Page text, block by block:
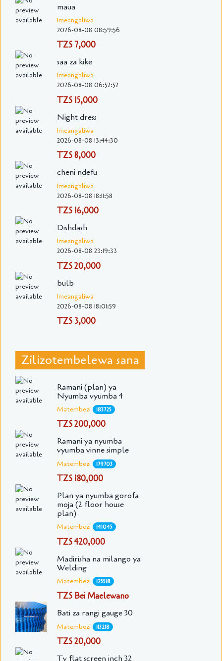
maua
Imeangaliwa
2026-08-08 08:59:56
TZS 7,000
saa za kike
Imeangaliwa
2026-08-08 06:52:52
TZS 15,000
Night dress
Imeangaliwa
2026-08-08 13:44:30
TZS 8,000
cheni ndefu
Imeangaliwa
2026-08-08 18:11:58
TZS 16,000
Dishdash
Imeangaliwa
2026-08-08 23:19:33
TZS 20,000
bulb
Imeangaliwa
2026-08-08 18:01:59
TZS 3,000
Zilizotembelewa sana
Ramani (plan) ya
Nyumba vyumba 4
Matembezi 183725
TZS 200,000
Ramani ya nyumba
vyumba vinne simple
Matembezi 179703
TZS 180,000
Plan ya nyumba gorofa
moja (2 floor house
plan)
Matembezi 141045
TZS 420,000
Madirisha na milango ya
Welding
Matembezi 125518
TZS Bei Maelewano
Bati za rangi gauge 30
Matembezi 113218
TZS 20,000
Tv flat screen inch 32